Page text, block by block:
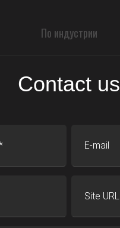
По индустрии
Contact us